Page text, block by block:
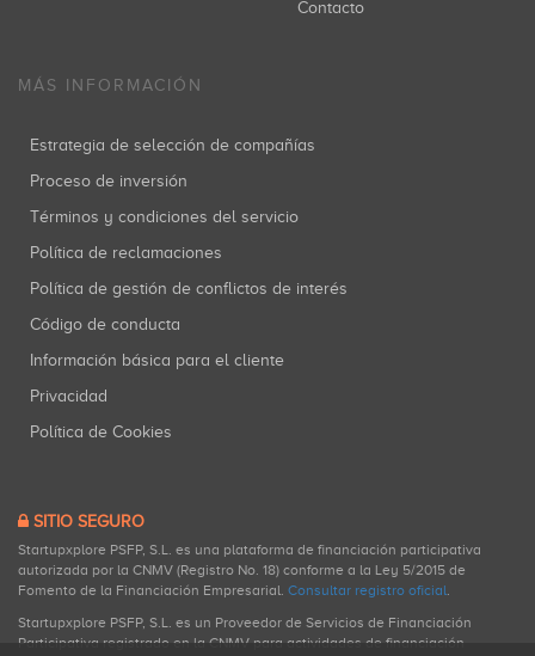
Contacto
MÁS INFORMACIÓN
Estrategia de selección de compañías
Proceso de inversión
Términos y condiciones del servicio
Política de reclamaciones
Política de gestión de conflictos de interés
Código de conducta
Información básica para el cliente
Privacidad
Política de Cookies
SITIO SEGURO
Startupxplore PSFP, S.L. es una plataforma de financiación participativa
autorizada por la CNMV (Registro No. 18) conforme a la Ley 5/2015 de
Fomento de la Financiación Empresarial. Consultar registro oficial.
Startupxplore PSFP, S.L. es un Proveedor de Servicios de Financiación
Participativa registrado en la CNMV para actividades de financiación